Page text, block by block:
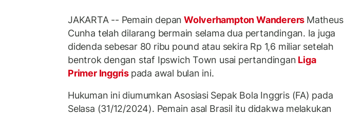
JAKARTA -- Pemain depan Wolverhampton Wanderers Matheus
Cunha telah dilarang bermain selama dua pertandingan. Ia juga
didenda sebesar 80 ribu pound atau sekira Rp 1,6 miliar setelah
bentrok dengan staf Ipswich Town usai pertandingan Liga
Primer Inggris pada awal bulan ini.
Hukuman ini diumumkan Asosiasi Sepak Bola Inggris (FA) pada
Selasa (31/12/2024). Pemain asal Brasil itu didakwa melakukan